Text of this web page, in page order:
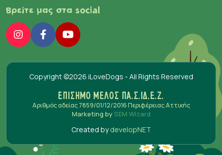
Βρείτε μας στα social
Copyright ©2026 iLoveDogs - All Rights Reserved
ΕΠΙΣΗΜΟ ΜΕΛΟΣ ΠΑ.Σ.ΙΔ.Ε.Ζ.
Αριθμός αδείας 7859/01/12/2016 Περιφέρειας Αττικής
Marketing by SEM Wizard
Created bydevelopNET